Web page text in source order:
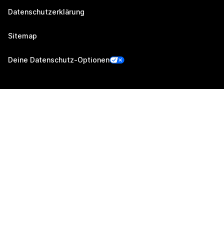
Datenschutzerklärung
Sitemap
Deine Datenschutz-Optionen